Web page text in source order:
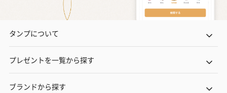
タンプについて
プレゼントを一覧から探す
ブランドから探す